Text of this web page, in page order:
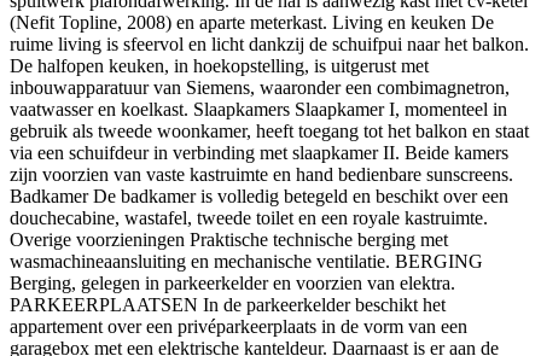
(Nefit Topline, 2008) en aparte meterkast. Living en keuken De
ruime living is sfeervol en licht dankzij de schuifpui naar het balkon.
De halfopen keuken, in hoekopstelling, is uitgerust met
inbouwapparatuur van Siemens, waaronder een combimagnetron,
vaatwasser en koelkast. Slaapkamers Slaapkamer I, momenteel in
gebruik als tweede woonkamer, heeft toegang tot het balkon en staat
via een schuifdeur in verbinding met slaapkamer II. Beide kamers
zijn voorzien van vaste kastruimte en hand bedienbare sunscreens.
Badkamer De badkamer is volledig betegeld en beschikt over een
douchecabine, wastafel, tweede toilet en een royale kastruimte.
Overige voorzieningen Praktische technische berging met
wasmachineaansluiting en mechanische ventilatie. BERGING
Berging, gelegen in parkeerkelder en voorzien van elektra.
PARKEERPLAATSEN In de parkeerkelder beschikt het
appartement over een privéparkeerplaats in de vorm van een
garagebox met een elektrische kanteldeur. Daarnaast is er aan de